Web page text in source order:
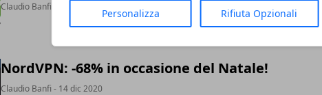
Personalizza Rifiuta Opzionali
Claudio Banfi
NordVPN: -68% in occasione del Natale!
Claudio Banfi - 14 dic 2020